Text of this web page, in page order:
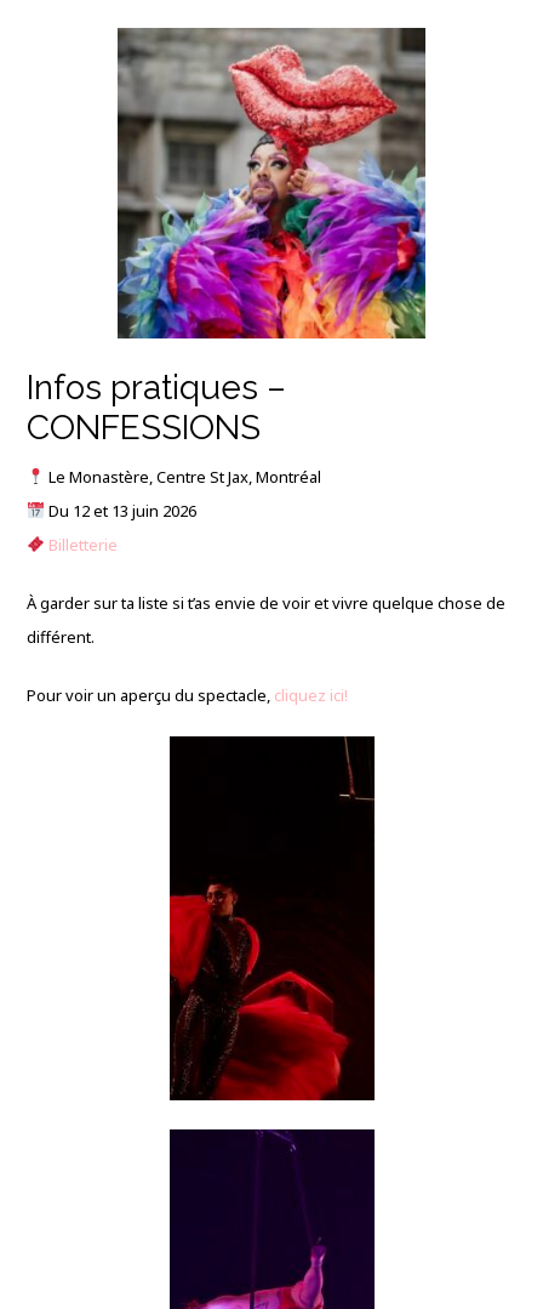
Infos pratiques –
CONFESSIONS
Le Monastère, Centre St Jax, Montréal
Du 12 et 13 juin 2026
Billetterie
À garder sur ta liste si t’as envie de voir et vivre quelque chose de
différent.
Pour voir un aperçu du spectacle, cliquez ici!